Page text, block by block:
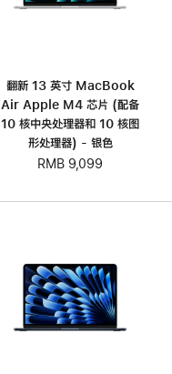
翻新 13 英寸 MacBook
Air Apple M4 芯片 (配备
10 核中央处理器和 10 核图
形处理器) - 银色
RMB 9,099